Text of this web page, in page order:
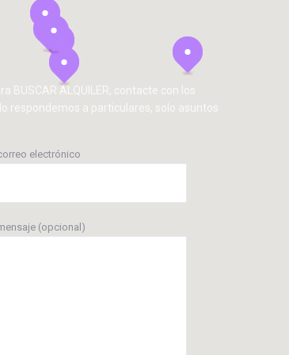
BUSCAR ALQUILER, contacte con los
respondemos a particulares, solo asuntos
electrónico
(opcional)